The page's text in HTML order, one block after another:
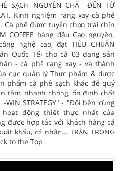
SẠCH NGUYÊN CHẤT ĐẾN TỪ
Kinh nghiệm rang xay cà phê
Cà phê được tuyển chọn trái chín
COFFEE hàng đầu Cao nguyên.
nghệ cao, đạt TIÊU CHUẨN
Quốc Tế) cho cả 03 dạng sản
- cà phê rang xay - và thành
cục quản lý Thưc phẩm & dược
phẩm cà phê sạch khác để quý
tâm, nhanh chóng, ổn định chất
STRATEGY" - "Đôi bên cùng
động thiết thực nhất của
được hợp tác với khách hàng cả
khẩu, cá nhân... TRÂN TRỌNG
to the Top